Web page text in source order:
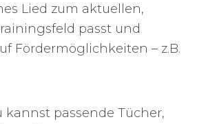
Lied zum aktuellen,
passt und
Fördermöglichkeiten – z.B.
kannst passende Tücher,